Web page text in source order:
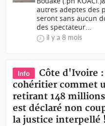
autres adeptes des
seront sans aucun
des spectateur...
il y a 8 mois
Info
Côte d'Ivoire
cohéritier commet
retirant 148
est déclaré non
la justice interpellé !